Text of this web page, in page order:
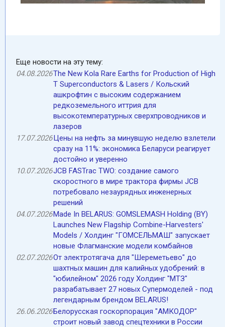
Еще новости на эту тему:
04.08.2026The New Kola Rare Earths for Production of High
T Superconductors & Lasers / Кольский
ашкрофтин c высоким содержанием
редкоземельного иттрия для
высокотемпературных сверхпроводников и
лазеров
17.07.2026Цены на нефть за минувшую неделю взлетели
cразу на 11%: экономика Беларуси реагирует
достойно и уверенно
10.07.2026JCB FASTrac TWO: cоздание самого
скоростного в мире трактора фирмы JCB
потребовало незаурядных инженерных
решений
04.07.2026Made In BELARUS: GOMSLEMASH Holding (BY)
Launches New Flagship Combine-Harvesters'
Models / Холдинг "ГОМСЕЛЬМАШ" запускает
новые Флагманские модели комбайнов
02.07.2026От электротягача для "Шереметьево" до
шахтных машин для калийных удобрений: в
"юбилейном" 2026 году Холдинг "МТЗ"
разрабатывает 27 новых Супермоделей - под
легендарным брендом BELARUS!
26.06.2026Белорусская госкорпорация "АМКОДОР"
строит новый завод спецтехники в России